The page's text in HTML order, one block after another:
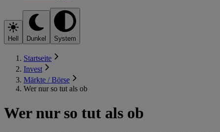
Hell Dunkel System
Startseite
Invest
Märkte / Börse
Wer nur so tut als ob
Wer nur so tut als ob